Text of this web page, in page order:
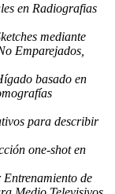
en Radiografias
mediante
Emparejados,
basado en
para describir
one-shot en
de